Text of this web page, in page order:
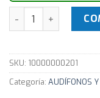
Auricular Jetion JT-
SKU: 10000000201
Categoría: AUDÍFONOS